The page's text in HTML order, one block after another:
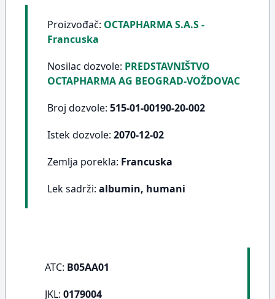
Proizvođač: OCTAPHARMA S.A.S -
Francuska
Nosilac dozvole: PREDSTAVNIŠTVO
OCTAPHARMA AG BEOGRAD-VOŽDOVAC
Broj dozvole: 515-01-00190-20-002
Istek dozvole: 2070-12-02
Zemlja porekla: Francuska
Lek sadrži: albumin, humani
ATC: B05AA01
JKL: 0179004